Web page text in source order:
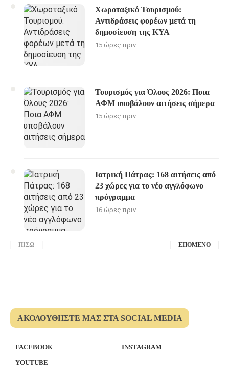
Χωροταξικό Τουρισμού:
Αντιδράσεις φορέων μετά τη
δημοσίευση της ΚΥΑ
15 ώρες πριν
Τουρισμός για Όλους 2026: Ποια
ΑΦΜ υποβάλουν αιτήσεις σήμερα
15 ώρες πριν
Ιατρική Πάτρας: 168 αιτήσεις από
23 χώρες για το νέο αγγλόφωνο
πρόγραμμα
16 ώρες πριν
ΠΊΣΩ ΕΠΌΜΕΝΟ
ΑΚΟΛΟΥΘΉΣΤΕ ΜΑΣ ΣΤΑ SOCIAL MEDIA
FACEBOOK
INSTAGRAM
YOUTUBE